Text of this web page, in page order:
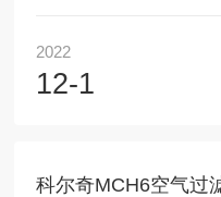
2022
12-1
科尔奇MCH6空气过